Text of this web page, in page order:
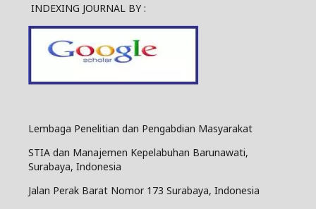
INDEXING JOURNAL BY :
Lembaga Penelitian dan Pengabdian Masyarakat
STIA dan Manajemen Kepelabuhan Barunawati,
Surabaya, Indonesia
Jalan Perak Barat Nomor 173 Surabaya, Indonesia